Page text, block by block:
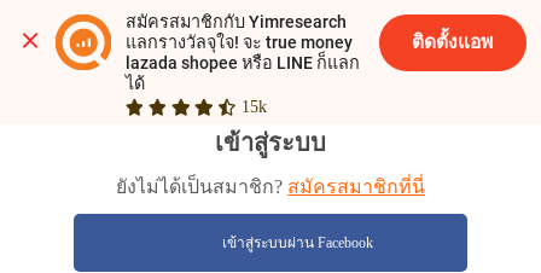
สมัครสมาชิกกับ Yimresearch
แลกรางวัลจุใจ! จะ true money
lazada shopee หรือ LINE ก็แลก
ได้
15k
ติดตั้งแอพ
เข้าสู่ระบบ
ยังไม่ได้เป็นสมาชิก? สมัครสมาชิกที่นี่
เข้าสู่ระบบผ่าน Facebook